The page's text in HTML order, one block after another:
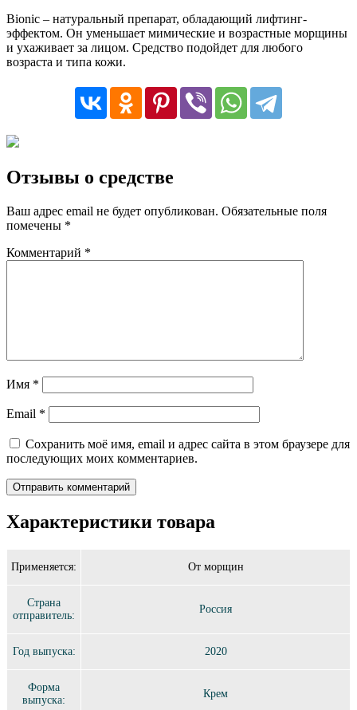
Bionic – натуральный препарат, обладающий лифтинг-
эффектом. Он уменьшает мимические и возрастные морщины
и ухаживает за лицом. Средство подойдет для любого
возраста и типа кожи.
Отзывы о средстве
Ваш адрес email не будет опубликован. Обязательные поля
помечены *
Комментарий *
Имя *
Email *
Сохранить моё имя, email и адрес сайта в этом браузере для
последующих моих комментариев.
Характеристики товара
Применяется: От морщин
Страна
отправитель:
Россия
Год выпуска: 2020
Форма
выпуска:
Крем